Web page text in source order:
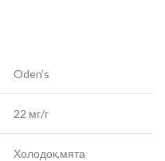
Oden’s
22 мг/г
Холодок,мята